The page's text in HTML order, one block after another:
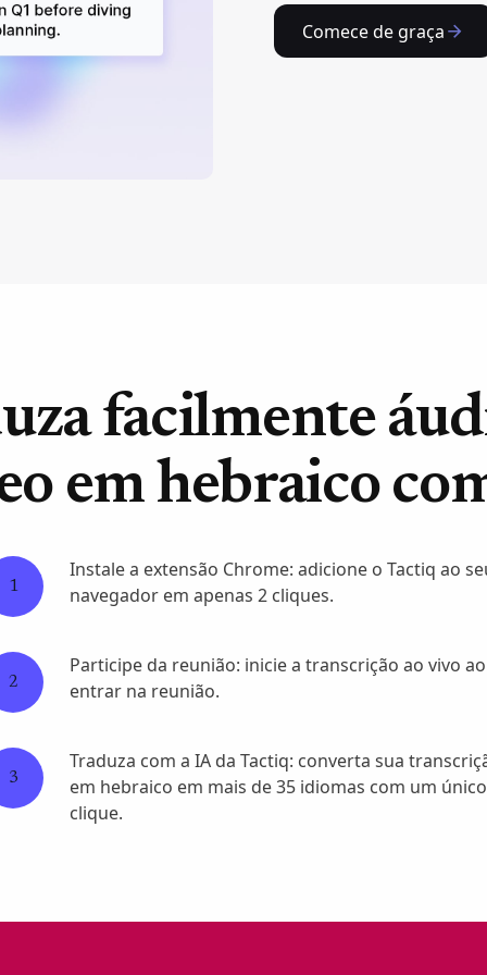
Comece de graça
facilmente
em hebraico
1
Instale a extensão Chrome: adicione o Tactiq ao
navegador em apenas 2 cliques.
2
Participe da reunião: inicie a transcrição ao vivo ao
entrar na reunião.
3
Traduza com a IA da Tactiq: converta sua
em hebraico em mais de 35 idiomas com um único
clique.